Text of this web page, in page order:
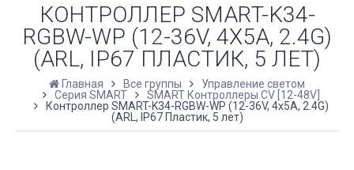
КОНТРОЛЛЕР SMART-K34-
RGBW-WP (12-36V, 4X5A, 2.4G)
(ARL, IP67 ПЛАСТИК, 5 ЛЕТ)
Главная Все группы
Управление светом
Серия SMART
SMART Контроллеры CV [12-48V]
Контроллер SMART-K34-RGBW-WP (12-36V, 4x5A, 2.4G)
(ARL, IP67 Пластик, 5 лет)